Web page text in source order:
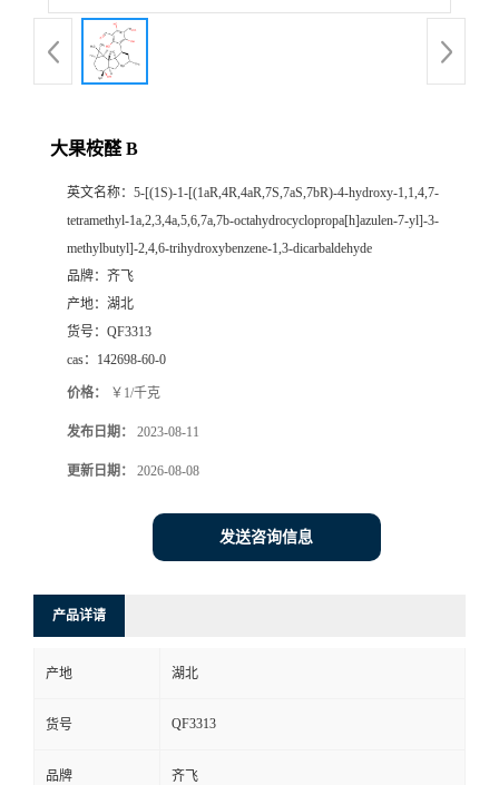
联
大果桉醛 B
英文名称： 5-[(1S)-1-[(1aR,4R,4aR,7S,7aS,7bR)-4-hydroxy-1,1,4,7-
tetramethyl-1a,2,3,4a,5,6,7a,7b-octahydrocyclopropa[h]azulen-7-yl]-3-
methylbutyl]-2,4,6-trihydroxybenzene-1,3-dicarbaldehyde
品牌： 齐飞
产地： 湖北
货号： QF3313
cas： 142698-60-0
价格： ￥1/千克
发布日期： 2023-08-11
更新日期： 2026-08-08
发送咨询信息
产品详请
产地 湖北
货号 QF3313
品牌 齐飞